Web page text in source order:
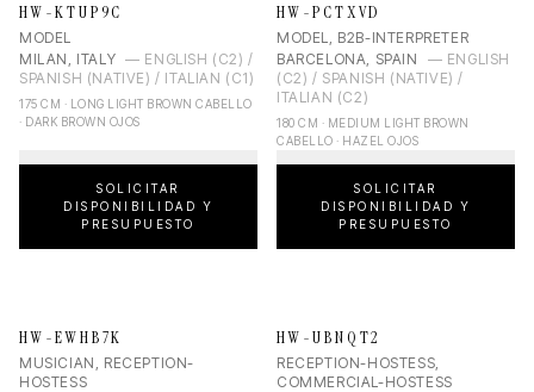
HW-KTUP9C
MODEL
MILAN, ITALY — ENGLISH (C2) /
SPANISH (NATIVE) / ITALIAN (C1)
175 CM · LONG LIGHT BROWN CABELLO
· DARK BROWN OJOS
SOLICITAR
DISPONIBILIDAD Y
PRESUPUESTO
HW-PCTXVD
MODEL, B2B-INTERPRETER
BARCELONA, SPAIN
— ENGLISH
(C2) / SPANISH (NATIVE) /
ITALIAN (C2)
180 CM · MEDIUM LIGHT BROWN
CABELLO · HAZEL OJOS
SOLICITAR
DISPONIBILIDAD Y
PRESUPUESTO
HW-EWHB7K
MUSICIAN, RECEPTION-
HOSTESS
HW-UBNQT2
RECEPTION-HOSTESS,
COMMERCIAL-HOSTESS